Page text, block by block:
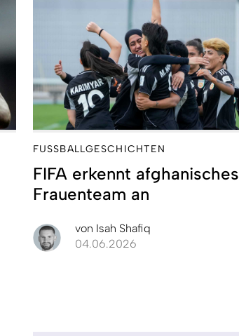
FUSSBALLGESCHICHTEN
FIFA erkennt afghanisches
Frauenteam an
von Isah Shafiq
04.06.2026